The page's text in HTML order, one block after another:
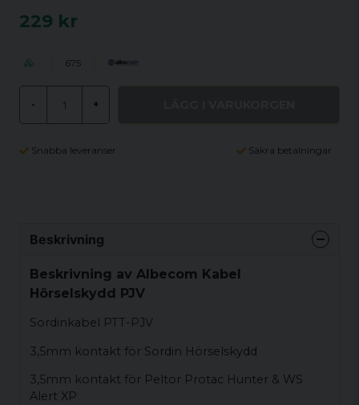
229 kr
675
- +
Snabba leveranser Säkra betalningar
Beskrivning
Beskrivning av Albecom Kabel
Hörselskydd PJV
Sordinkabel PTT-PJV
3,5mm kontakt för Sordin Hörselskydd
3,5mm kontakt för Peltor Protac Hunter & WS
Alert XP